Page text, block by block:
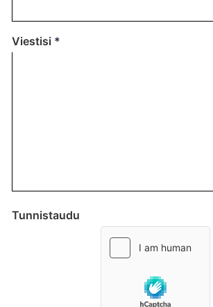
Viestisi
Tunnistaudu